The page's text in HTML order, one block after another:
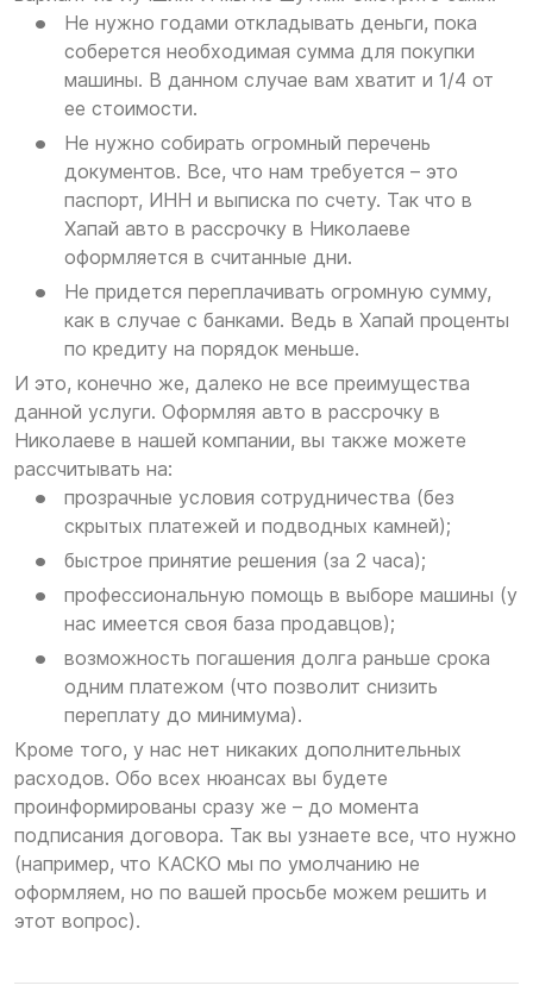
Не нужно годами откладывать деньги, пока
соберется необходимая сумма для покупки
машины. В данном случае вам хватит и 1/4 от
ее стоимости.
Не нужно собирать огромный перечень
документов. Все, что нам требуется – это
паспорт, ИНН и выписка по счету. Так что в
Хапай авто в рассрочку в Николаеве
оформляется в считанные дни.
Не придется переплачивать огромную сумму,
как в случае с банками. Ведь в Хапай проценты
по кредиту на порядок меньше.
И это, конечно же, далеко не все преимущества
данной услуги. Оформляя авто в рассрочку в
Николаеве в нашей компании, вы также можете
рассчитывать на:
прозрачные условия сотрудничества (без
скрытых платежей и подводных камней);
быстрое принятие решения (за 2 часа);
профессиональную помощь в выборе машины (у
нас имеется своя база продавцов);
возможность погашения долга раньше срока
одним платежом (что позволит снизить
переплату до минимума).
Кроме того, у нас нет никаких дополнительных
расходов. Обо всех нюансах вы будете
проинформированы сразу же – до момента
подписания договора. Так вы узнаете все, что нужно
(например, что КАСКО мы по умолчанию не
оформляем, но по вашей просьбе можем решить и
этот вопрос).